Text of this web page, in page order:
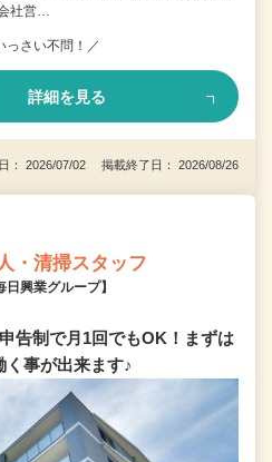
社営…
っさい不問！／
詳細を見る
： 2026/07/02 掲載終了日： 2026/08/26
・清掃スタッフ
興業グループ】
告制で月1回でもOK！まずは
事が出来ます♪